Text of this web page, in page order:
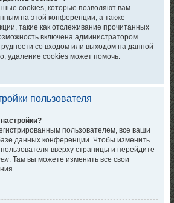
cookies, которые позволяют вам
на этой конференции, а также
такие как отслеживание прочитанных
включена администратором.
со входом или выходом на данной
удаление cookies может помочь.
пользователя
пользователем, все ваши
данных конференции. Чтобы изменить
вверху страницы и перейдите
. Там вы можете изменить все свои